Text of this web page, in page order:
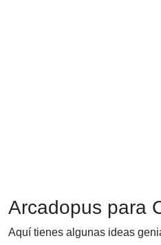
Arcadopus para
Aquí tienes algunas ideas